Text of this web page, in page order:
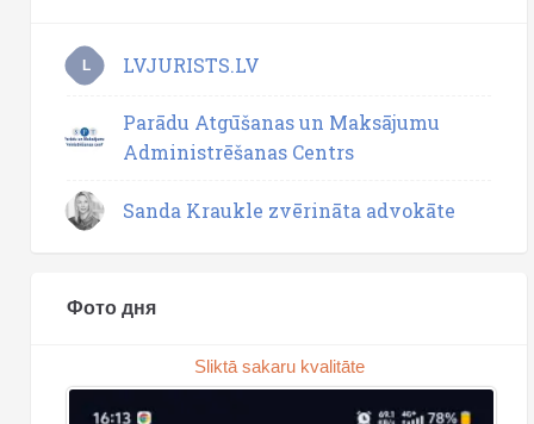
L LVJURISTS.LV
Parādu Atgūšanas un Maksājumu
Administrēšanas Centrs
Sanda Kraukle zvērināta advokāte
Фото дня
Sliktā sakaru kvalitāte